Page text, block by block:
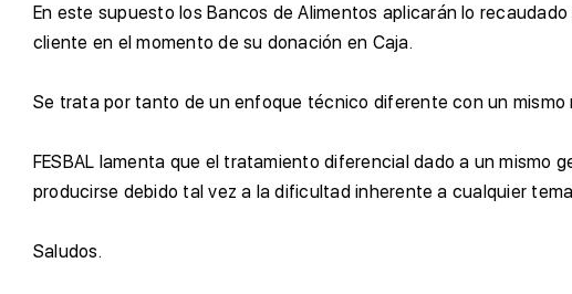
En este supuesto los Bancos de Alimentos aplicarán lo
cliente en el momento de su donación en Caja.
Se trata por tanto de un enfoque técnico diferente con un mismo
FESBAL lamenta que el tratamiento diferencial dado a un mismo
producirse debido tal vez a la dificultad inherente a cualquier
Saludos.